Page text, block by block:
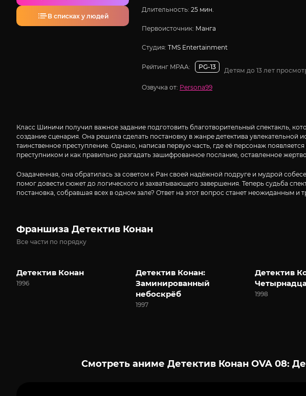
В списках у людей
Длительность: 25 мин.
Первоисточник: Манга
Студия: TMS Entertainment
Рейтинг MPAA: PG-13 Детям до 13 лет
Озвучка от: Persona99
Класс Шиничи получил важное задание подготовить благотворительный спектакль,
создание сценария. Она решила сделать постановку в жанре детектива
таинственное преступление. Однако, написав первую часть, где её персонаж
преступником и как правильно разгадать зашифрованное послание, оставленное
Озадаченная, она обратилась за советом к Ран своей надёжной подруге и мудрой
помог довести сюжет до логического и захватывающего завершения. Теперь судьба
постановка, собравшая всех в одном зале? Ответ на этот вопрос станет неожиданным
Франшиза Детектив Конан
Все части по порядку
Детектив Конан
1996
Детектив Конан:
Заминированный
небоскрёб
1997
Детектив
1998
Смотреть аниме Детектив Конан OVA 08: